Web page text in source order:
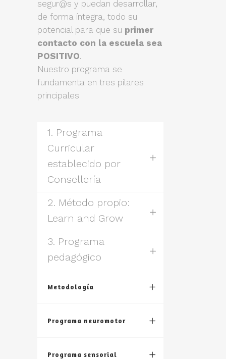
segur@s y puedan desarrollar,
de forma íntegra, todo su
potencial para que su primer
contacto con la escuela sea
POSITIVO.
Nuestro programa se
fundamenta en tres pilares
principales
1. Programa
Curricular
establecido por
Consellería
2. Método propio:
Learn and Grow
3. Programa
pedagógico
Metodología
Programa neuromotor
Programa sensorial